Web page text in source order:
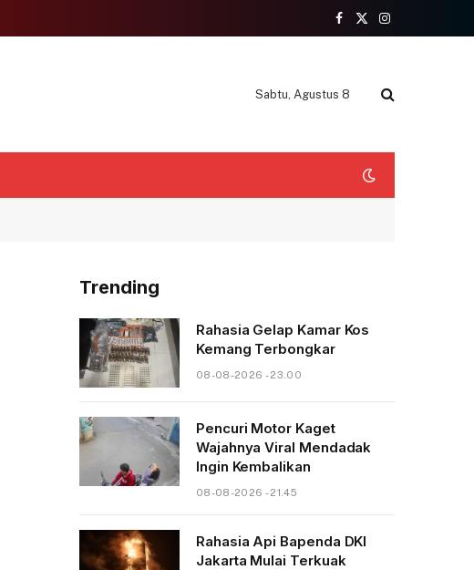
Facebook
X
Instagram
Sabtu, Agustus 8
Trending
Rahasia Gelap Kamar Kos
Kemang Terbongkar
08-08-2026 - 23.00
Pencuri Motor Kaget
Wajahnya Viral Mendadak
Ingin Kembalikan
08-08-2026 - 21.45
Rahasia Api Bapenda DKI
Jakarta Mulai Terkuak